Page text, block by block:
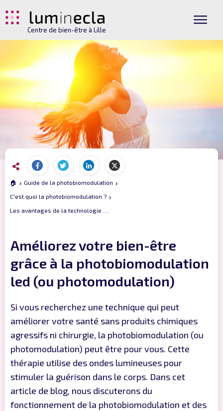
Centre de bien-être à Lille
🏠
Guide de la photobiomodulation
C'est quoi la photobiomodulation ?
Améliorez votre bien-être
grâce à la photobiomodulation
led (ou photomodulation)
Si vous recherchez une technique qui peut
améliorer votre santé sans produits chimiques
agressifs ni chirurgie, la photobiomodulation (ou
photomodulation) peut être pour vous. Cette
thérapie utilise des ondes lumineuses pour
stimuler la guérison dans le corps. Dans cet
article de blog, nous discuterons du
fonctionnement de la photobiomodulation et des